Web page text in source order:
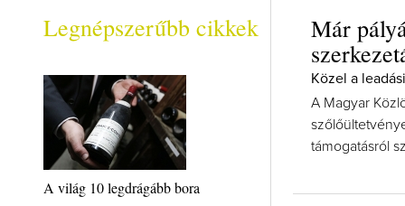
Legnépszerűbb cikkek
A világ 10 legdrágább bora
Már
Közel a
A Magyar
támogatásról